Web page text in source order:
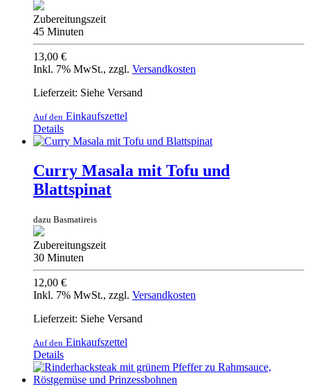
Zubereitungszeit
45 Minuten
13,00 €
Inkl. 7% MwSt., zzgl. Versandkosten
Lieferzeit: Siehe Versand
Auf den Einkaufszettel
Details
Curry Masala mit Tofu und
Blattspinat
dazu Basmatireis
Zubereitungszeit
30 Minuten
12,00 €
Inkl. 7% MwSt., zzgl. Versandkosten
Lieferzeit: Siehe Versand
Auf den Einkaufszettel
Details